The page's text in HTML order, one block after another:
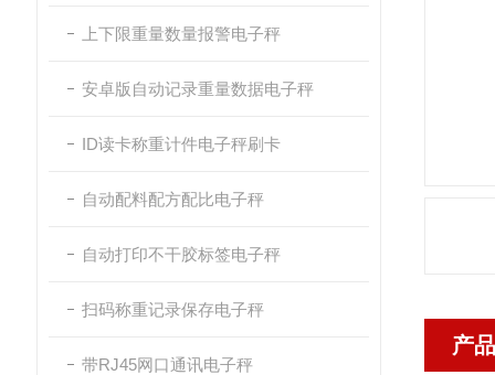
上下限重量数量报警电子秤
安卓版自动记录重量数据电子秤
ID读卡称重计件电子秤刷卡
自动配料配方配比电子秤
自动打印不干胶标签电子秤
扫码称重记录保存电子秤
带RJ45网口通讯电子秤
产